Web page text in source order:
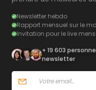
Newsletter hebdo
Rapport mensuel sur le
Invitation pour le live
+ 19 603
newsletter